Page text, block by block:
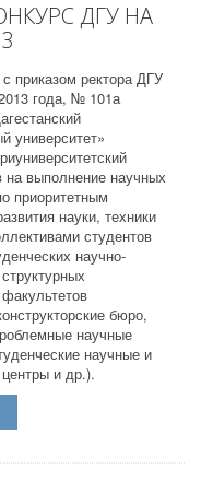
ДГУ НА
приказом ректора ДГУ
года, № 101а
университет»
на выполнение научных
приоритетным
науки, техники
студентов
научно-
бюро,
научные
научные и
и др.).